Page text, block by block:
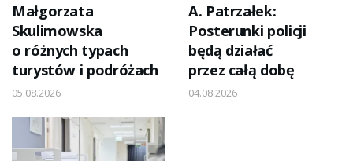
Małgorzata
Skulimowska
o różnych typach
turystów i podróżach
05.08.2026
A. Patrzałek:
Posterunki policji
będą działać
przez całą dobę
04.08.2026